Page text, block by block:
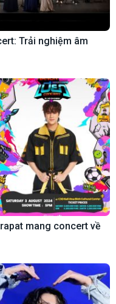
Trải nghiệm âm
mang concert về